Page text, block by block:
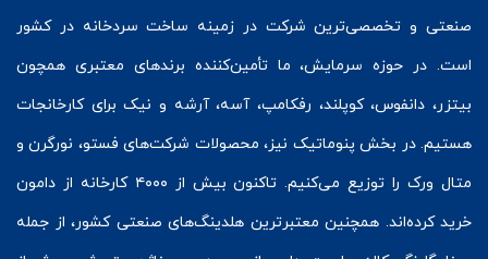
صنعتی و تخصصی‌ترین شرکت در زمینه ساخت سردخانه در کشور
است. در حوزه سرمایش، ما تأمین‌کننده برندهای معتبری همچون
بیتزر، دانفوس،کوپلند، رفکامپ، آسه، آرشه و نیک برای کارخانجات
هستیم. در بخش پنوماتیک نیز، محصولات شرکت‌های فستو، نورگرن و
متال ورک
را توزیع می‌کنیم. تاکنون بیش از ۴۰۰۰ کارخانه از دامون
خرید کرده‌اند. همچنین معتبرترین هلدینگ‌های صنعتی کشور، از جمله